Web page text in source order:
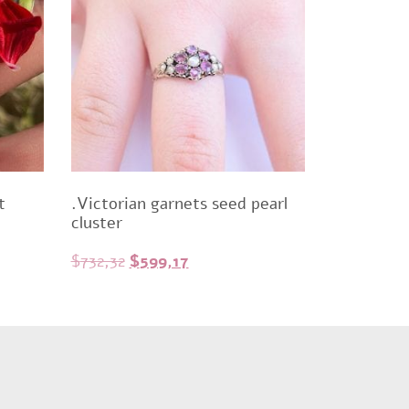
.Victorian garnets seed pearl
cluster
$732,32 Original
$599,17Current